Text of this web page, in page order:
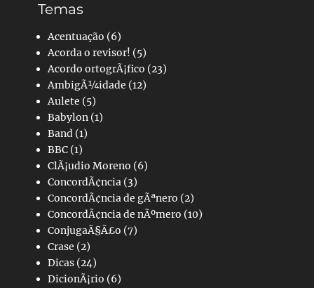
Temas
Acentuação (6)
Acorda o revisor! (5)
Acordo ortogrÃ¡fico (23)
AmbigÃ¼idade (12)
Aulete (5)
Babylon (1)
Band (1)
BBC (1)
ClÃ¡udio Moreno (6)
ConcordÃ¢ncia (3)
ConcordÃ¢ncia de gÃªnero (2)
ConcordÃ¢ncia de nÃºmero (10)
ConjugaÃ§Ã£o (7)
Crase (2)
Dicas (24)
DicionÃ¡rio (6)